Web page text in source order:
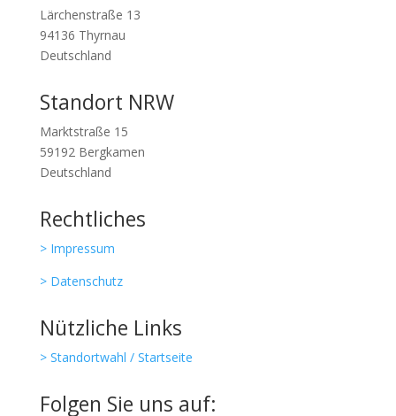
Lärchenstraße 13
94136 Thyrnau
Deutschland
Standort NRW
Marktstraße 15
59192 Bergkamen
Deutschland
Rechtliches
> Impressum
> Datenschutz
Nützliche Links
> Standortwahl / Startseite
Folgen Sie uns auf: